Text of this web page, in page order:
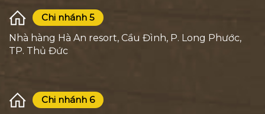
Chi nhánh 5
Nhà hàng Hà An resort, Cầu Đình, P. Long Phước,
TP. Thủ Đức
Chi nhánh 6